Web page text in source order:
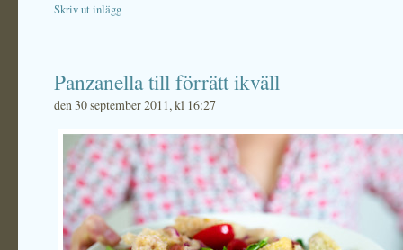
Skriv ut inlägg
Panzanella till förrätt ikväll
den 30 september 2011, kl 16:27